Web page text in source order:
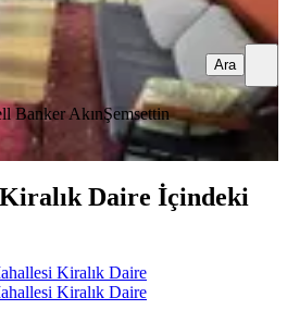
Banker AkınŞemsettin
Ara
Daire İçindeki
Kiralık Daire
Kiralık Daire